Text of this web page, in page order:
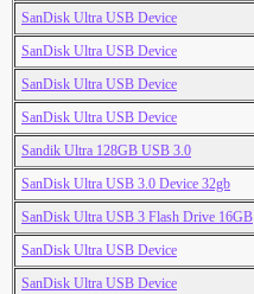
SanDisk Ultra USB Device
SanDisk Ultra USB Device
SanDisk Ultra USB Device
SanDisk Ultra USB Device
Sandik Ultra 128GB USB 3.0
SanDisk Ultra USB 3.0 Device 32gb
SanDisk Ultra USB 3 Flash Drive 16GB
SanDisk Ultra USB Device
SanDisk Ultra USB Device